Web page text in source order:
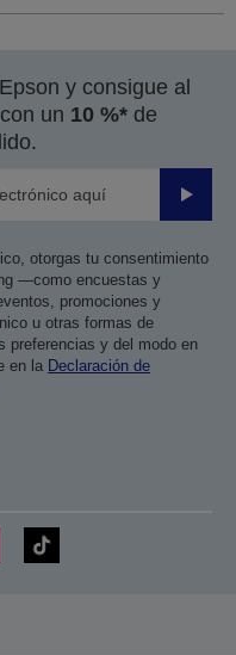
y consigue al
un 10 %* de
Enviar
otorgas tu consentimiento
—como encuestas y
promociones y
u otras formas de
preferencias y del modo en
en la Declaración de